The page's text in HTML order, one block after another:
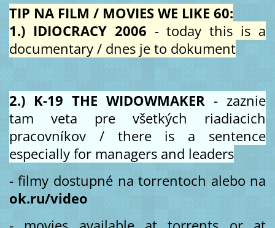
TIP NA FILM / MOVIES WE LIKE 60:
1.) IDIOCRACY 2006 - today this is a
documentary / dnes je to dokument
2.) K-19 THE WIDOWMAKER- zaznie
tam veta pre všetkých riadiacich
pracovníkov / there is a sentence
especially for managers and leaders
- filmy dostupné na torrentoch alebo na
ok.ru/video